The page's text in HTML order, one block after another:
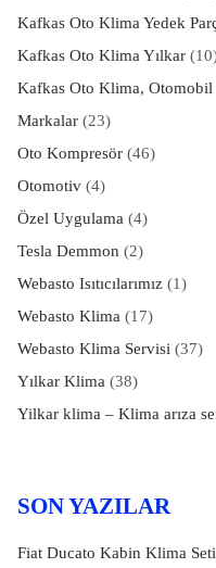
Kafkas Oto Klima Yedek
Kafkas Oto Klima Yılkar
Kafkas Oto Klima, Otomobil
Markalar(23)
Oto Kompresör(46)
Otomotiv(4)
Özel Uygulama (4)
Tesla Demmon (2)
Webasto Isıtıcılarımız(1)
Webasto Klima (17)
Webasto Klima Servisi (37)
Yılkar Klima (38)
Yilkar klima – Klima arıza
SON YAZILAR
Fiat Ducato Kabin Klima Seti